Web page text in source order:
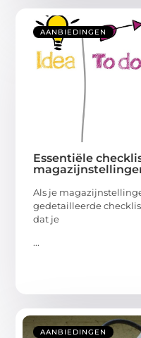
AANBIEDINGEN
Essentiële
Als je
gedetailleerde
dat je
...
AANBIEDINGEN